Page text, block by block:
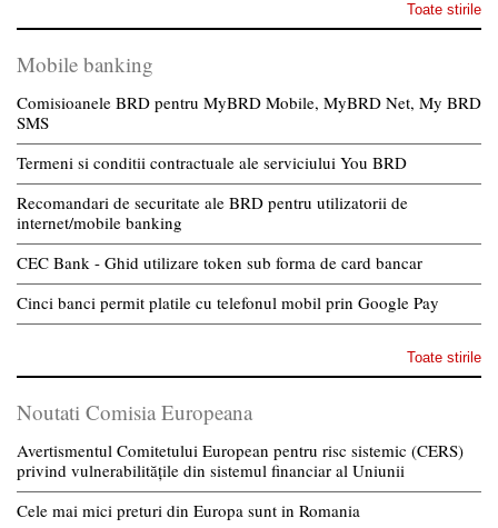
Toate stirile
Mobile banking
Comisioanele BRD pentru MyBRD Mobile, MyBRD Net, My BRD
SMS
Termeni si conditii contractuale ale serviciului You BRD
Recomandari de securitate ale BRD pentru utilizatorii de
internet/mobile banking
CEC Bank - Ghid utilizare token sub forma de card bancar
Cinci banci permit platile cu telefonul mobil prin Google Pay
Toate stirile
Noutati Comisia Europeana
Avertismentul Comitetului European pentru risc sistemic (CERS)
privind vulnerabilitățile din sistemul financiar al Uniunii
Cele mai mici preturi din Europa sunt in Romania